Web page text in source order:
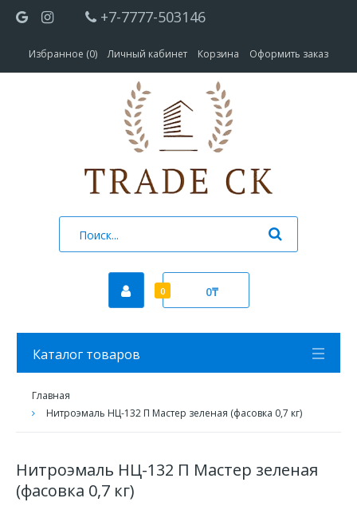
+7-7777-503146
Избранное (0) Личный кабинет Корзина Оформить заказ
0 0₸
Каталог товаров
Главная
Нитроэмаль НЦ-132 П Мастер зеленая (фасовка 0,7 кг)
Нитроэмаль НЦ-132 П Мастер зеленая
(фасовка 0,7 кг)